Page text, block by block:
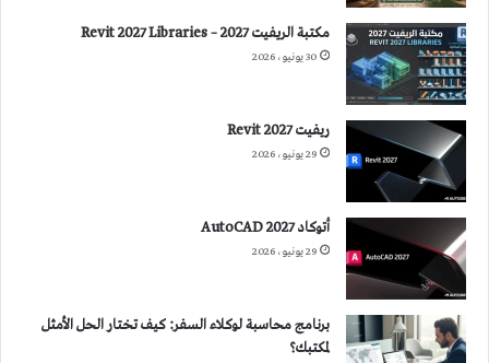
مكتبة الريفيت 2027 – Revit 2027 Libraries
30 يونيو، 2026
ريفيت 2027 Revit
29 يونيو، 2026
أتوكاد 2027 AutoCAD
29 يونيو، 2026
برنامج محاسبة لوكلاء السفر: كيف تختار الحل الأمثل
لمكتبك؟